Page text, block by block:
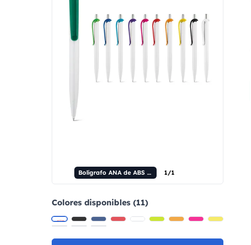
Bolígrafo ANA de ABS con clip 1/1
Colores disponibles (11)